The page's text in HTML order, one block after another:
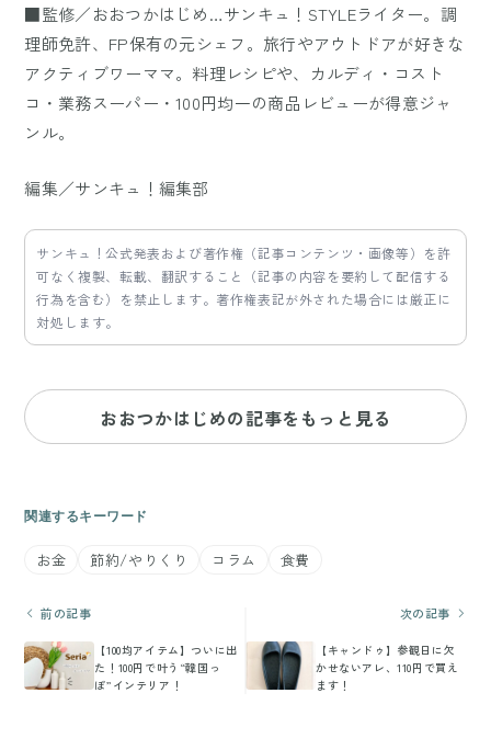
■監修／おおつかはじめ…サンキュ！STYLEライター。調
理師免許、FP保有の元シェフ。旅行やアウトドアが好きな
アクティブワーママ。料理レシピや、カルディ・コスト
コ・業務スーパー・100円均一の商品レビューが得意ジャ
ンル。
編集／サンキュ！編集部
サンキュ！公式発表および著作権（記事コンテンツ・画像等）を許
可なく複製、転載、翻訳すること（記事の内容を要約して配信する
行為を含む）を禁止します。著作権表記が外された場合には厳正に
対処します。
おおつかはじめの記事をもっと見る
関連するキーワード
お金 節約/やりくり コラム 食費
前の記事
【100均アイテム】ついに出
た！100円で叶う“韓国っ
ぽ”インテリア！
次の記事
【キャンドゥ】参観日に欠
かせないアレ、110円で買え
ます！